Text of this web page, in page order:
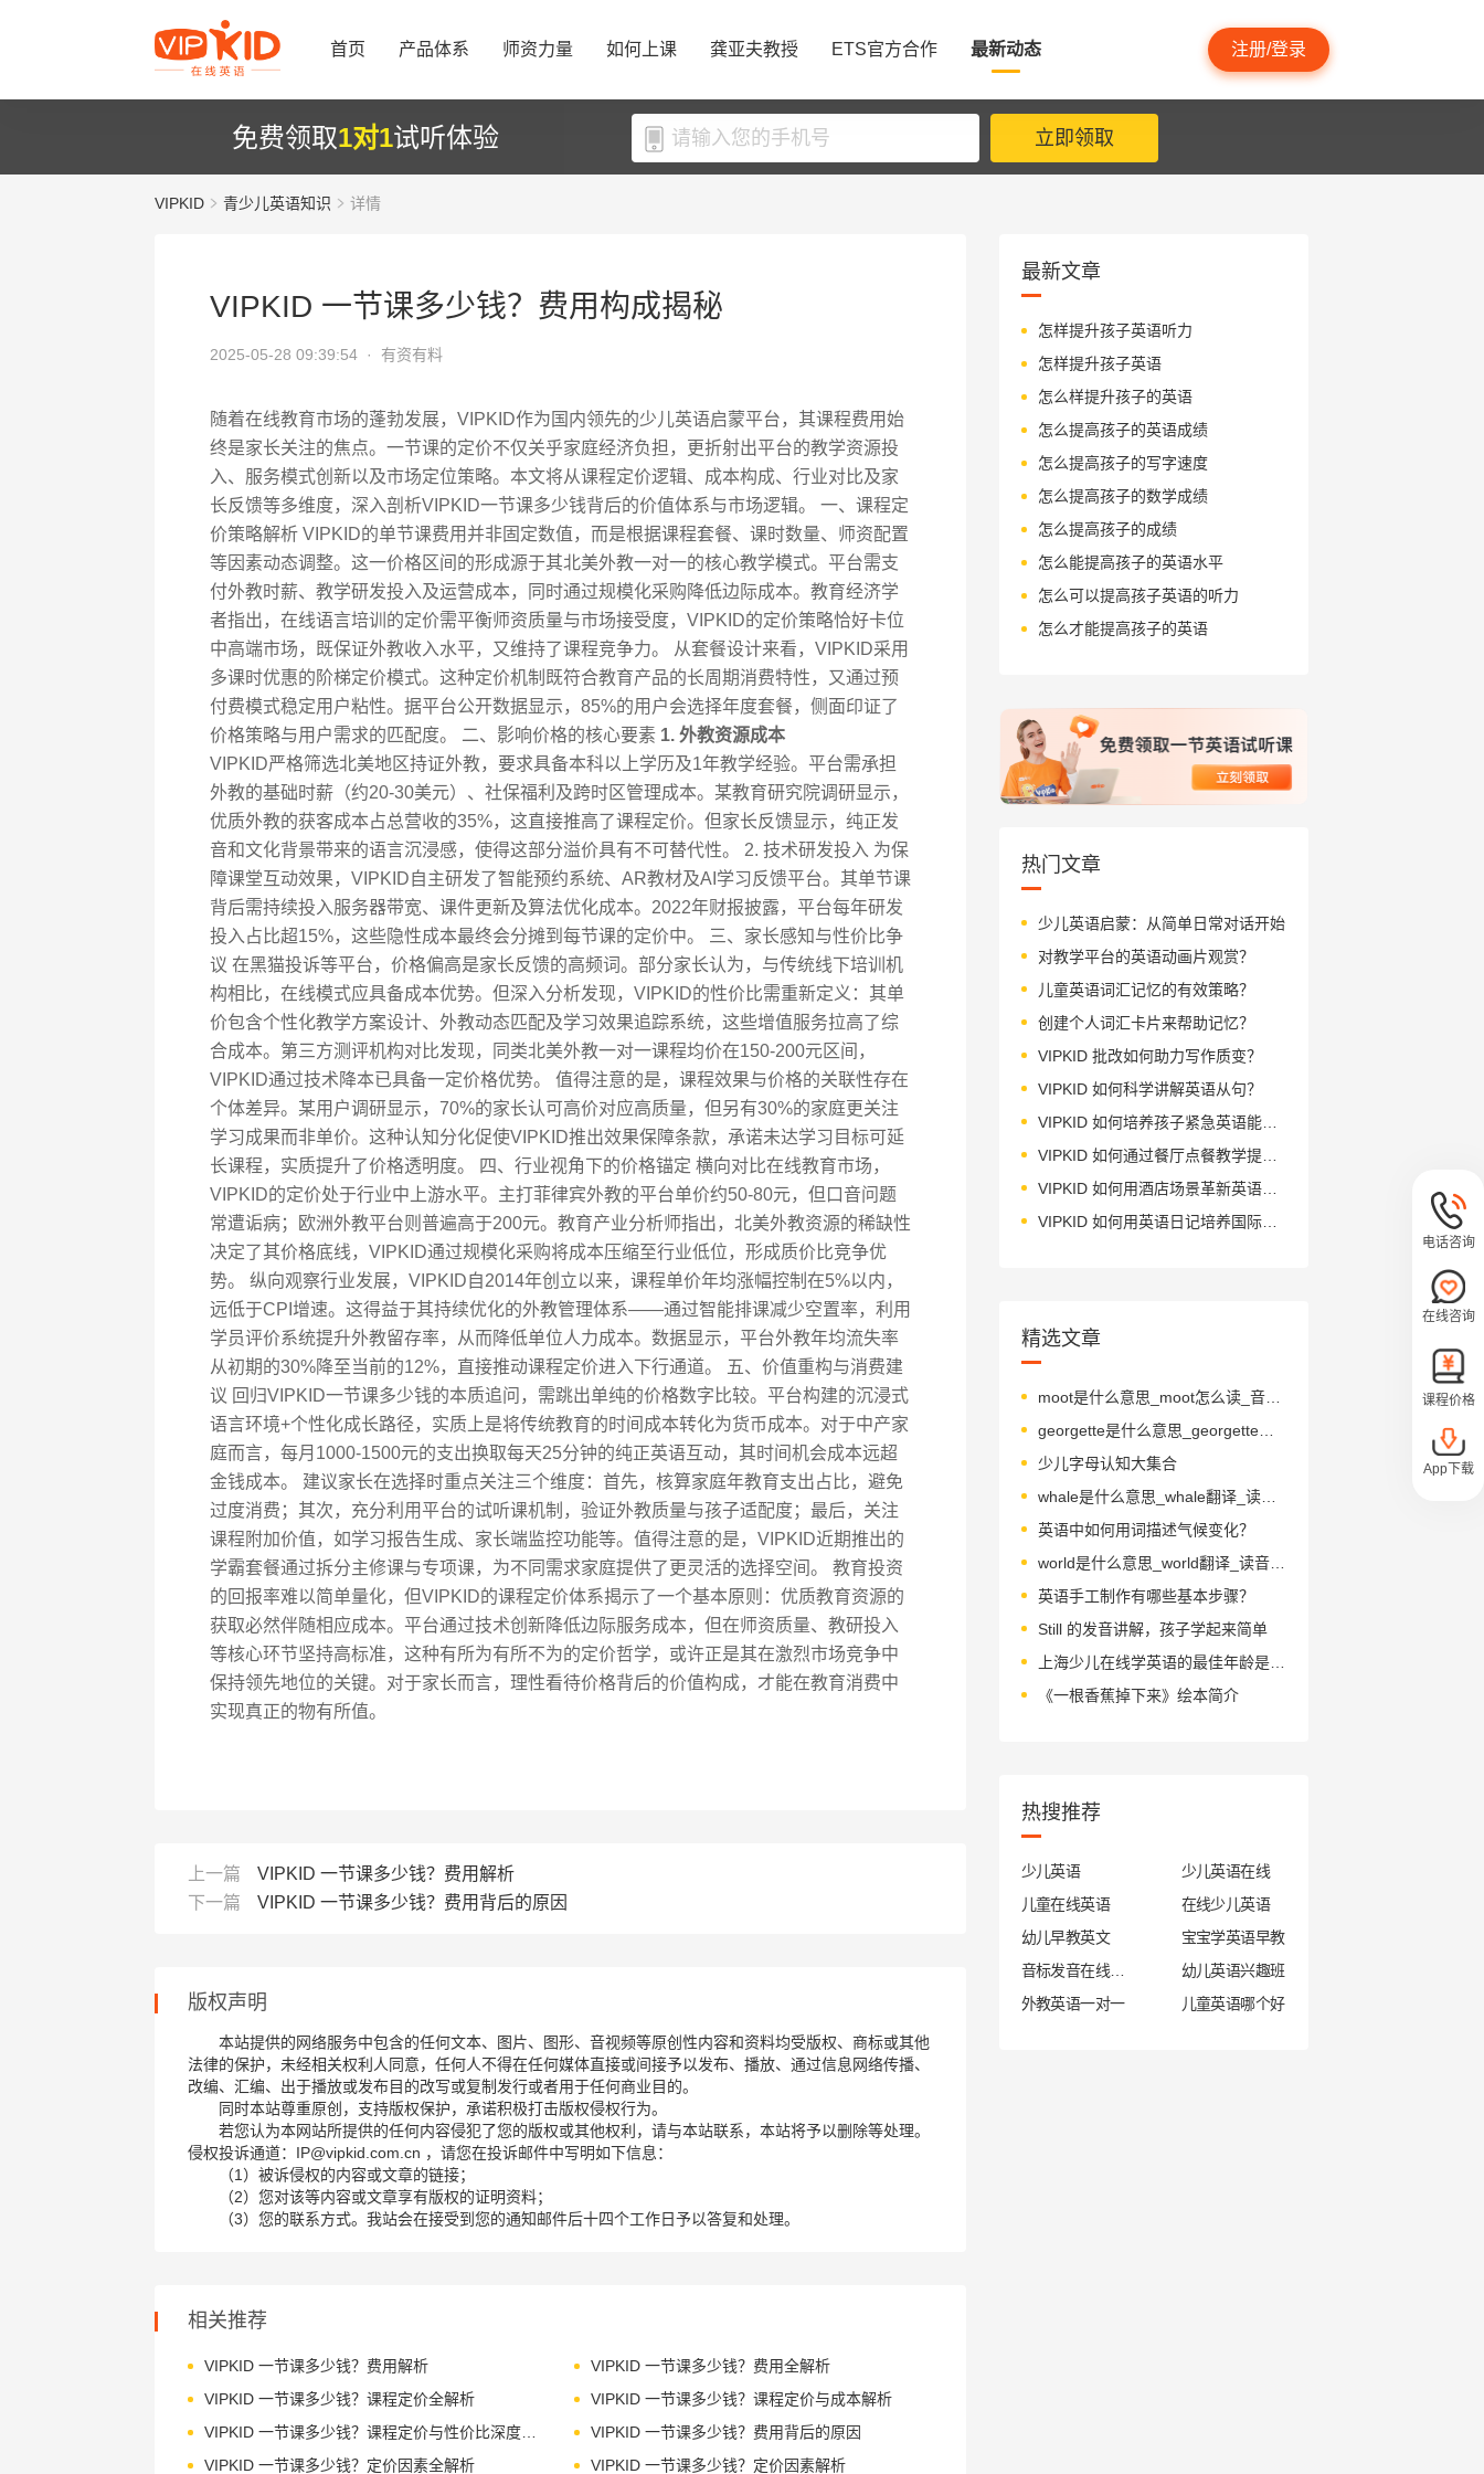
首页 产品体系 师资力量 如何上课 龚亚夫教授 ETS官方合作 最新动态 注册/登录
免费领取1对1试听体验 立即领取
VIPKID 青少儿英语知识 详情
VIPKID 一节课多少钱？费用构成揭秘
2025-05-28 09:39:54 · 有资有料
随着在线教育市场的蓬勃发展，VIPKID作为国内领先的少儿英语启蒙平台，其课程费用始
终是家长关注的焦点。一节课的定价不仅关乎家庭经济负担，更折射出平台的教学资源投
入、服务模式创新以及市场定位策略。本文将从课程定价逻辑、成本构成、行业对比及家
长反馈等多维度，深入剖析VIPKID一节课多少钱背后的价值体系与市场逻辑。 一、课程定
价策略解析 VIPKID的单节课费用并非固定数值，而是根据课程套餐、课时数量、师资配置
等因素动态调整。这一价格区间的形成源于其北美外教一对一的核心教学模式。平台需支
付外教时薪、教学研发投入及运营成本，同时通过规模化采购降低边际成本。教育经济学
者指出，在线语言培训的定价需平衡师资质量与市场接受度，VIPKID的定价策略恰好卡位
中高端市场，既保证外教收入水平，又维持了课程竞争力。 从套餐设计来看，VIPKID采用
多课时优惠的阶梯定价模式。这种定价机制既符合教育产品的长周期消费特性，又通过预
付费模式稳定用户粘性。据平台公开数据显示，85%的用户会选择年度套餐，侧面印证了
价格策略与用户需求的匹配度。 二、影响价格的核心要素 1. 外教资源成本
VIPKID严格筛选北美地区持证外教，要求具备本科以上学历及1年教学经验。平台需承担
外教的基础时薪（约20-30美元）、社保福利及跨时区管理成本。某教育研究院调研显示，
优质外教的获客成本占总营收的35%，这直接推高了课程定价。但家长反馈显示，纯正发
音和文化背景带来的语言沉浸感，使得这部分溢价具有不可替代性。 2. 技术研发投入 为保
障课堂互动效果，VIPKID自主研发了智能预约系统、AR教材及AI学习反馈平台。其单节课
背后需持续投入服务器带宽、课件更新及算法优化成本。2022年财报披露，平台每年研发
投入占比超15%，这些隐性成本最终会分摊到每节课的定价中。 三、家长感知与性价比争
议 在黑猫投诉等平台，价格偏高是家长反馈的高频词。部分家长认为，与传统线下培训机
构相比，在线模式应具备成本优势。但深入分析发现，VIPKID的性价比需重新定义：其单
价包含个性化教学方案设计、外教动态匹配及学习效果追踪系统，这些增值服务拉高了综
合成本。第三方测评机构对比发现，同类北美外教一对一课程均价在150-200元区间，
VIPKID通过技术降本已具备一定价格优势。 值得注意的是，课程效果与价格的关联性存在
个体差异。某用户调研显示，70%的家长认可高价对应高质量，但另有30%的家庭更关注
学习成果而非单价。这种认知分化促使VIPKID推出效果保障条款，承诺未达学习目标可延
长课程，实质提升了价格透明度。 四、行业视角下的价格锚定 横向对比在线教育市场，
VIPKID的定价处于行业中上游水平。主打菲律宾外教的平台单价约50-80元，但口音问题
常遭诟病；欧洲外教平台则普遍高于200元。教育产业分析师指出，北美外教资源的稀缺性
决定了其价格底线，VIPKID通过规模化采购将成本压缩至行业低位，形成质价比竞争优
势。 纵向观察行业发展，VIPKID自2014年创立以来，课程单价年均涨幅控制在5%以内，
远低于CPI增速。这得益于其持续优化的外教管理体系——通过智能排课减少空置率，利用
学员评价系统提升外教留存率，从而降低单位人力成本。数据显示，平台外教年均流失率
从初期的30%降至当前的12%，直接推动课程定价进入下行通道。 五、价值重构与消费建
议 回归VIPKID一节课多少钱的本质追问，需跳出单纯的价格数字比较。平台构建的沉浸式
语言环境+个性化成长路径，实质上是将传统教育的时间成本转化为货币成本。对于中产家
庭而言，每月1000-1500元的支出换取每天25分钟的纯正英语互动，其时间机会成本远超
金钱成本。 建议家长在选择时重点关注三个维度：首先，核算家庭年教育支出占比，避免
过度消费；其次，充分利用平台的试听课机制，验证外教质量与孩子适配度；最后，关注
课程附加价值，如学习报告生成、家长端监控功能等。值得注意的是，VIPKID近期推出的
学霸套餐通过拆分主修课与专项课，为不同需求家庭提供了更灵活的选择空间。 教育投资
的回报率难以简单量化，但VIPKID的课程定价体系揭示了一个基本原则：优质教育资源的
获取必然伴随相应成本。平台通过技术创新降低边际服务成本，但在师资质量、教研投入
等核心环节坚持高标准，这种有所为有所不为的定价哲学，或许正是其在激烈市场竞争中
保持领先地位的关键。对于家长而言，理性看待价格背后的价值构成，才能在教育消费中
实现真正的物有所值。
上一篇
VIPKID 一节课多少钱？费用解析
下一篇
VIPKID 一节课多少钱？费用背后的原因
版权声明
本站提供的网络服务中包含的任何文本、图片、图形、音视频等原创性内容和资料均受版权、商标或其他
法律的保护，未经相关权利人同意，任何人不得在任何媒体直接或间接予以发布、播放、通过信息网络传播、
改编、汇编、出于播放或发布目的改写或复制发行或者用于任何商业目的。
同时本站尊重原创，支持版权保护，承诺积极打击版权侵权行为。
若您认为本网站所提供的任何内容侵犯了您的版权或其他权利，请与本站联系，本站将予以删除等处理。
侵权投诉通道：IP@vipkid.com.cn ，请您在投诉邮件中写明如下信息：
（1）被诉侵权的内容或文章的链接；
（2）您对该等内容或文章享有版权的证明资料；
（3）您的联系方式。我站会在接受到您的通知邮件后十四个工作日予以答复和处理。
相关推荐
VIPKID 一节课多少钱？费用解析
VIPKID 一节课多少钱？费用全解析
VIPKID 一节课多少钱？课程定价全解析
VIPKID 一节课多少钱？课程定价与成本解析
VIPKID 一节课多少钱？课程定价与性价比深度解析
VIPKID 一节课多少钱？费用背后的原因
VIPKID 一节课多少钱？定价因素全解析
VIPKID 一节课多少钱？定价因素解析
最新文章
怎样提升孩子英语听力
怎样提升孩子英语
怎么样提升孩子的英语
怎么提高孩子的英语成绩
怎么提高孩子的写字速度
怎么提高孩子的数学成绩
怎么提高孩子的成绩
怎么能提高孩子的英语水平
怎么可以提高孩子英语的听力
怎么才能提高孩子的英语
热门文章
少儿英语启蒙：从简单日常对话开始
对教学平台的英语动画片观赏？
儿童英语词汇记忆的有效策略？
创建个人词汇卡片来帮助记忆？
VIPKID 批改如何助力写作质变？
VIPKID 如何科学讲解英语从句？
VIPKID 如何培养孩子紧急英语能力？
VIPKID 如何通过餐厅点餐教学提升少儿英语应用能力？
VIPKID 如何用酒店场景革新英语教学？
VIPKID 如何用英语日记培养国际化人才？
精选文章
moot是什么意思_moot怎么读_音标mu-t
georgette是什么意思_georgette怎么读_音标ˌdʒɔ-'dʒet
少儿字母认知大集合
whale是什么意思_whale翻译_读音_用法_翻译
英语中如何用词描述气候变化？
world是什么意思_world翻译_读音_用法_翻译
英语手工制作有哪些基本步骤？
Still 的发音讲解，孩子学起来简单
上海少儿在线学英语的最佳年龄是几岁
《一根香蕉掉下来》绘本简介
热搜推荐
少儿英语
少儿英语在线
儿童在线英语
在线少儿英语
幼儿早教英文
宝宝学英语早教
幼儿英语兴趣班
外教英语一对一
儿童英语哪个好
电话咨询
在线咨询
课程价格
App下载